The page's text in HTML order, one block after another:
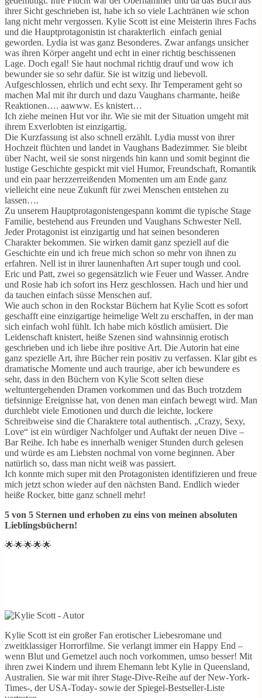
ihrer Sicht geschrieben ist, habe ich so viele Lachtränen wie schon
lang nicht mehr vergossen. Kylie Scott ist eine Meisterin ihres Fachs
und die Hauptprotagonistin ist charakterlich einfach genial
geworden. Lydia ist was ganz Besonderes. Zwar anfangs unsicher
was ihren Körper angeht und echt in einer richtig beschissenen
Lage. Doch egal! Sie haut nochmal richtig drauf und wow ich
bewunder sie so sehr dafür. Sie ist witzig und liebevoll.
Aufgeschlossen, ehrlich und echt sexy. Ihr Temperament geht so
machen Mal mit ihr durch und dazu Vaughans charmante, heiße
Reaktionen…. aawww. Es knistert…
Ich ziehe meinen Hut vor ihr. Wie sie mit der Situation umgeht mit
ihrem Exverlobten ist einzigartig.
Die Kurzfassung ist also schnell erzählt. Lydia musst von ihrer
Hochzeit flüchten und landet in Vaughans Badezimmer. Sie bleibt
über Nacht, weil sie sonst nirgends hin kann und somit beginnt die
lustige Geschichte gespickt mit viel Humor, Freundschaft, Romantik
und ein paar herzzerreißenden Momenten um am Ende ganz
vielleicht eine neue Zukunft für zwei Menschen entstehen zu
lassen….
Zu unserem Hauptprotagonistengespann kommt die typische Stage
Familie, bestehend aus Freunden und Vaughans Schwester Nell.
Jeder Protagonist ist einzigartig und hat seinen besonderen
Charakter bekommen. Sie wirken damit ganz speziell auf die
Geschichte ein und ich freue mich schon so mehr von ihnen zu
erfahren. Nell ist in ihrer launenhaften Art super tough und cool.
Eric und Patt, zwei so gegensätzlich wie Feuer und Wasser. Andre
und Rosie hab ich sofort ins Herz geschlossen. Hach und hier und
da tauchen einfach süsse Menschen auf.
Wie auch schon in den Rockstar Büchern hat Kylie Scott es sofort
geschafft eine einzigartige heimelige Welt zu erschaffen, in der man
sich einfach wohl fühlt. Ich habe mich köstlich amüsiert. Die
Leidenschaft knistert, heiße Szenen sind wahnsinnig erotisch
geschrieben und ich liebe ihre positive Art. Die Autorin hat eine
ganz spezielle Art, ihre Bücher rein positiv zu verfassen. Klar gibt es
dramatische Momente und auch traurige, aber ich bewundere es
sehr, dass in den Büchern von Kylie Scott selten diese
weltuntergehenden Dramen vorkommen und das Buch trotzdem
tiefsinnige Ereignisse hat, von denen man einfach bewegt wird. Man
durchlebt viele Emotionen und durch die leichte, lockere
Schreibweise sind die Charaktere total authentisch. „Crazy, Sexy,
Love“ ist ein würdiger Nachfolger und Auftakt der neuen Dive –
Bar Reihe. Ich habe es innerhalb weniger Stunden durch gelesen
und würde es am Liebsten nochmal von vorne beginnen. Aber
natürlich so, dass man nicht weiß was passiert.
Ich konnte mich super mit den Protagonisten identifizieren und freue
mich jetzt schon wieder auf den nächsten Band. Endlich wieder
heiße Rocker, bitte ganz schnell mehr!
5 von 5 Sternen und erhoben zu eins von meinen absoluten
Lieblingsbüchern!
🌟🌟🌟🌟🌟
Kylie Scott ist ein großer Fan erotischer Liebesromane und
zweitklassiger Horrorfilme. Sie verlangt immer ein Happy End –
wenn Blut und Gemetzel auch noch vorkommen, umso besser! Mit
ihren zwei Kindern und ihrem Ehemann lebt Kylie in Queensland,
Australien. Sie war mit ihrer Stage-Dive-Reihe auf der New-York-
Times-, der USA-Today- sowie der Spiegel-Bestseller-Liste